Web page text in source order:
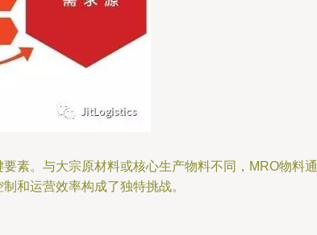
素。与大宗原材料或核心生产物料不同，MRO物料
和运营效率构成了独特挑战。